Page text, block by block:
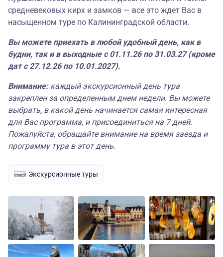
средневековых кирх и замков — все это ждет Вас в
насыщенном туре по Калининградской области.
Вы можете приехать в любой удобный день, как в
будни, так и в выходные с 01.11.26 по 31.03.27 (кроме
дат с 27.12.26 по 10.01.2027).
Внимание: каждый экскурсионный день тура
закреплен за определенным днем недели. Вы можете
выбрать, в какой день начинается самая интересная
для Вас программа, и присоединиться на 7 дней.
Пожалуйста, обращайте внимание на время заезда и
программу тура в этот день.
Экскурсионные туры